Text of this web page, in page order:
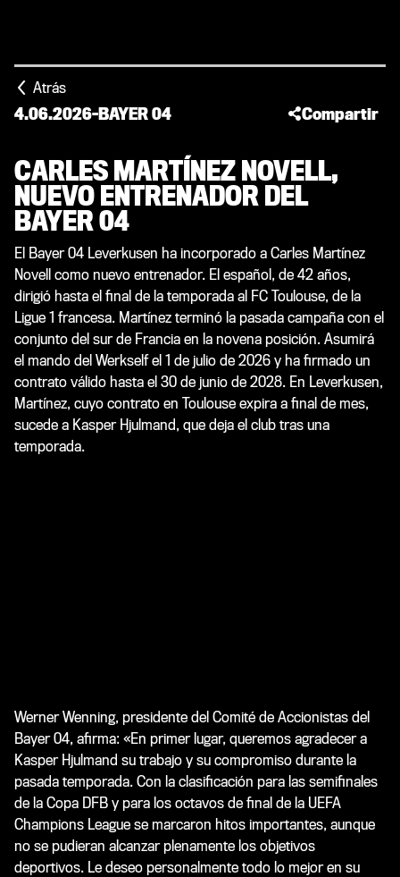
Atrás
4.06.2026-BAYER 04 Compartir
CARLES MARTÍNEZ NOVELL,
NUEVO ENTRENADOR DEL
BAYER 04
El Bayer 04 Leverkusen ha incorporado a Carles Martínez
Novell como nuevo entrenador. El español, de 42 años,
dirigió hasta el final de la temporada al FC Toulouse, de la
Ligue 1 francesa. Martínez terminó la pasada campaña con el
conjunto del sur de Francia en la novena posición. Asumirá
el mando del Werkself el 1 de julio de 2026 y ha firmado un
contrato válido hasta el 30 de junio de 2028. En Leverkusen,
Martínez, cuyo contrato en Toulouse expira a final de mes,
sucede a Kasper Hjulmand, que deja el club tras una
temporada.
Werner Wenning, presidente del Comité de Accionistas del
Bayer 04, afirma: «En primer lugar, queremos agradecer a
Kasper Hjulmand su trabajo y su compromiso durante la
pasada temporada. Con la clasificación para las semifinales
de la Copa DFB y para los octavos de final de la UEFA
Champions League se marcaron hitos importantes, aunque
no se pudieran alcanzar plenamente los objetivos
deportivos. Le deseo personalmente todo lo mejor en su